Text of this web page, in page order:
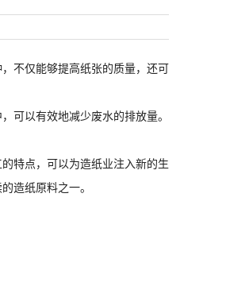
不仅能够提高纸张的质量，还可
可以有效地减少废水的排放量。
特点，可以为造纸业注入新的生
造纸原料之一。